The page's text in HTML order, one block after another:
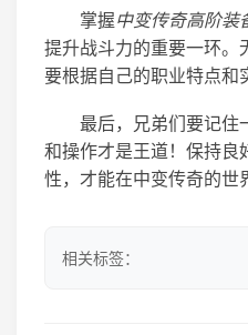
掌握中变传奇高阶装
提升战斗力的重要一环。
要根据自己的职业特点和
最后，兄弟们要记住
和操作才是王道！保持良
性，才能在中变传奇的世
相关标签：